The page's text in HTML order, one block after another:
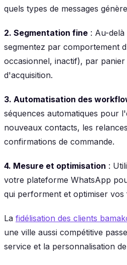
quels types de messages
2. Segmentation fine : Au-delà
segmentez par comportement
occasionnel, inactif), par
d'acquisition.
3. Automatisation des
séquences automatiques pour
nouveaux contacts, les
confirmations de commande.
4. Mesure et optimisation :
votre plateforme WhatsApp
qui performent et optimiser vos
La fidélisation des clients
une ville aussi compétitive
service et la personnalisation